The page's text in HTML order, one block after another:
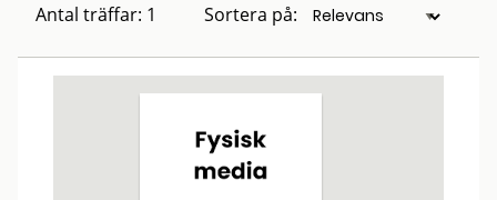
Antal träffar: 1 Sortera på: